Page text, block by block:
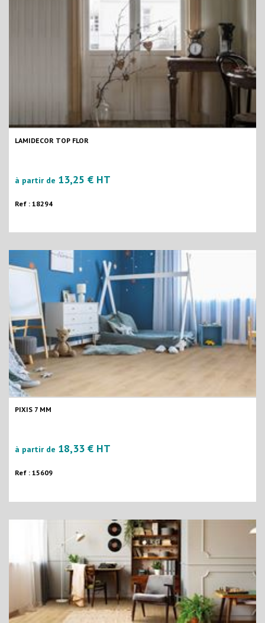
LAMIDECOR TOP FLOR
à partir de 13,25 € HT
Ref : 18294
PIXIS 7 MM
à partir de 18,33 € HT
Ref : 15609